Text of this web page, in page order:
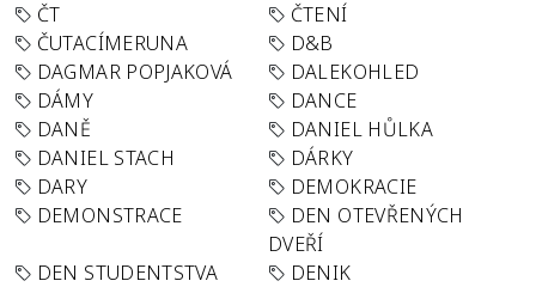
ČT
ČTENÍ
ČUTACÍMERUNA
D&B
DAGMAR POPJAKOVÁ
DALEKOHLED
DÁMY
DANCE
DANĚ
DANIEL HŮLKA
DANIEL STACH
DÁRKY
DARY
DEMOKRACIE
DEMONSTRACE
DEN OTEVŘENÝCH
DVEŘÍ
DEN STUDENTSTVA
DENIK